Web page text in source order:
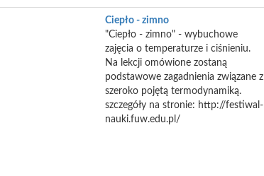
Ciepło - zimno
"Ciepło - zimno" - wybuchowe
zajęcia o temperaturze i ciśnieniu.
Na lekcji omówione zostaną
podstawowe zagadnienia związane z
szeroko pojętą termodynamiką.
szczegóły na stronie: http://festiwal-
nauki.fuw.edu.pl/